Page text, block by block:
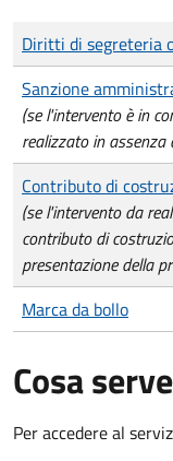
Tipo di pagamento
Importo
Diritti di segreteria
Sanzione
(se l'intervento è in
realizzato in
Contributo di
(se l'intervento da
contributo di
presentazione della
Marca da bollo
Cosa serve
Per accedere al